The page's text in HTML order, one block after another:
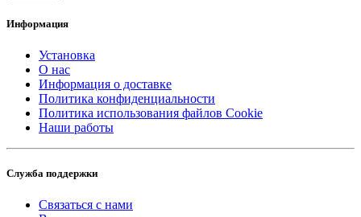
Информация
Установка
О нас
Информация о доставке
Политика конфиденциальности
Политика использования файлов Cookie
Наши работы
Служба поддержки
Связаться с нами